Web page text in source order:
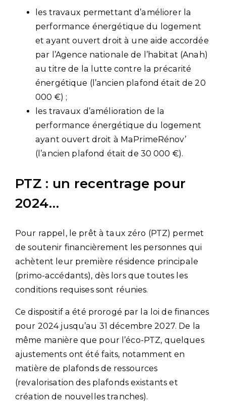
les travaux permettant d’améliorer la
performance énergétique du logement
et ayant ouvert droit à une aide accordée
par l’Agence nationale de l’habitat (Anah)
au titre de la lutte contre la précarité
énergétique (l’ancien plafond était de 20
000 €) ;
les travaux d’amélioration de la
performance énergétique du logement
ayant ouvert droit à MaPrimeRénov’
(l’ancien plafond était de 30 000 €).
PTZ : un recentrage pour
2024…
Pour rappel, le prêt à taux zéro (PTZ) permet
de soutenir financièrement les personnes qui
achètent leur première résidence principale
(primo-accédants), dès lors que toutes les
conditions requises sont réunies.
Ce dispositif a été prorogé par la loi de finances
pour 2024 jusqu’au 31 décembre 2027. De la
même manière que pour l’éco-PTZ, quelques
ajustements ont été faits, notamment en
matière de plafonds de ressources
(revalorisation des plafonds existants et
création de nouvelles tranches).